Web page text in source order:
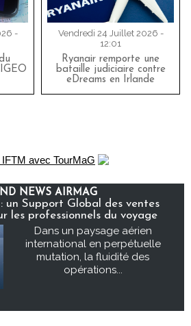
-
Vendredi 24 Juillet 2026 -
12:01
Ryanair remporte une
bataille judiciaire contre
eDreams en Irlande
NEWS AIRMAG
un Support Global des ventes
les professionnels du voyage
Dans un paysage aérien
international en perpétuelle
mutation, la fluidité des
opérations...